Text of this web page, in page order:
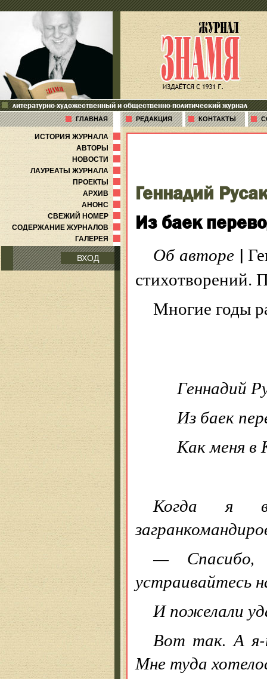
литературно-художественный и общественно-политический журнал
ГЛАВНАЯ РЕДАКЦИЯ КОНТАКТЫ
ИСТОРИЯ ЖУРНАЛА
АВТОРЫ
НОВОСТИ
ЛАУРЕАТЫ ЖУРНАЛА
ПРОЕКТЫ
АРХИВ
АНОНС
СВЕЖИЙ НОМЕР
СОДЕРЖАНИЕ ЖУРНАЛОВ
ГАЛЕРЕЯ
ВХОД
Геннадий
Из баек
Об авторе |
стихотворений.
Многие годы
Геннадий
Из баек
Как меня в
Когда я
— Спасибо,
устраивайтесь
И пожелали
Вот так. А я-
Мне туда